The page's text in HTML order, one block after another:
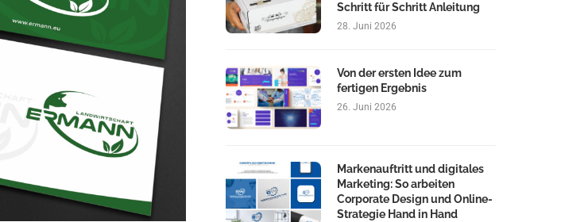
Schritt für Schritt Anleitung
28. Juni 2026
Von der ersten Idee zum
fertigen Ergebnis
26. Juni 2026
Markenauftritt und digitales
Marketing: So arbeiten
Corporate Design und Online-
Strategie Hand in Hand